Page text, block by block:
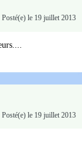
Posté(e) le 19 juillet 2013
Posté(e) le 19 juillet 2013